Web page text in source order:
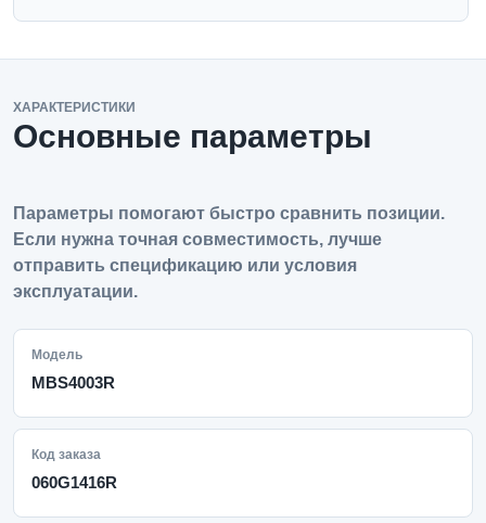
ХАРАКТЕРИСТИКИ
Основные параметры
Параметры помогают быстро сравнить позиции.
Если нужна точная совместимость, лучше
отправить спецификацию или условия
эксплуатации.
Модель
MBS4003R
Код заказа
060G1416R